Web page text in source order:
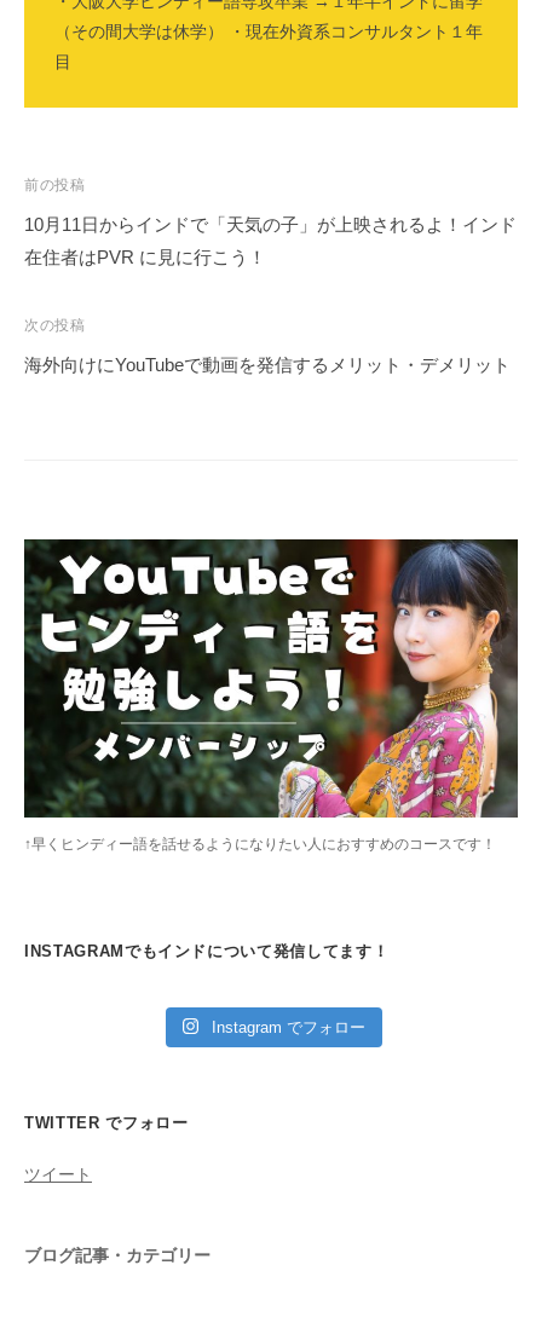
（その間大学は休学） ・現在外資系コンサルタント１年
目
投
稿
ナ
ゲ
ー
前の投稿
10月11日からインドで「天気の子」が上映されるよ！インド
在住者はPVR に見に行こう！
次の投稿
海外向けにYouTubeで動画を発信するメリット・デメリット
↑早くヒンディー語を話せるようになりたい人におすすめのコースです！
INSTAGRAMでもインドについて発信してます！
Instagram でフォロー
TWITTER でフォロー
ツイート
ブログ記事・カテゴリー